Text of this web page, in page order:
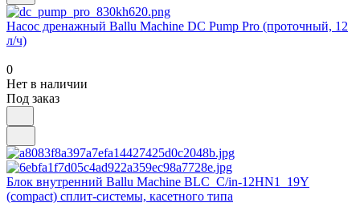
Насос дренажный Ballu Machine DC Pump Pro (проточный, 12
л/ч)
0
Нет в наличии
Под заказ
Блок внутренний Ballu Machine BLC_C/in-12HN1_19Y
(compact) сплит-системы, касетного типа